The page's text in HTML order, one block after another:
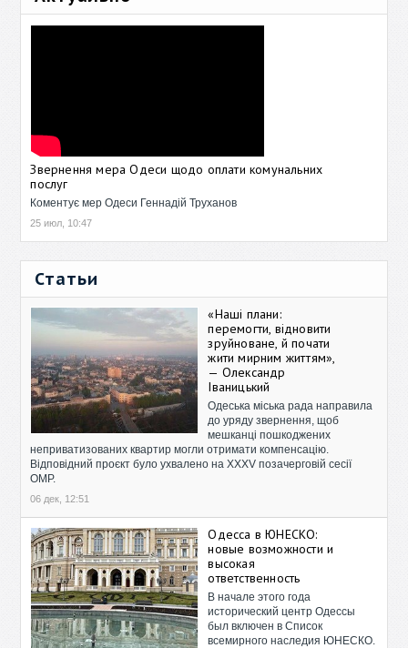
Звернення мера Одеси щодо оплати комунальних
послуг
Коментує мер Одеси Геннадій Труханов
25 июл, 10:47
Статьи
«Наші плани:
перемогти, відновити
зруйноване, й почати
жити мирним життям»,
— Олександр
Іваницький
Одеська міська рада направила
до уряду звернення, щоб
мешканці пошкоджених
неприватизованих квартир могли отримати компенсацію.
Відповідний проєкт було ухвалено на XXXV позачерговій сесії
ОМР.
06 дек, 12:51
Одесса в ЮНЕСКО:
новые возможности и
высокая
ответственность
В начале этого года
исторический центр Одессы
был включен в Список
всемирного наследия ЮНЕСКО.